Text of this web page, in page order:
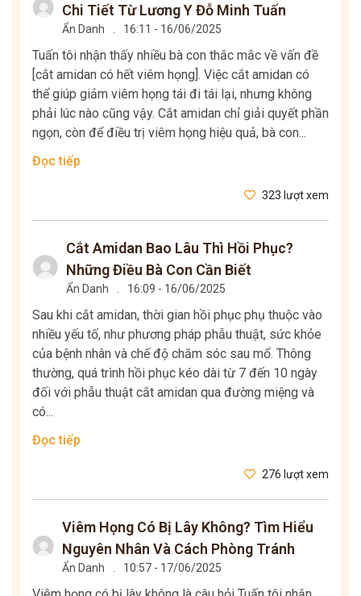
Chi Tiết Từ Lương Y Đỗ Minh Tuấn
Ẩn Danh 16:11 - 16/06/2025
Tuấn tôi nhận thấy nhiều bà con thắc mắc về vấn đề
[cắt amidan có hết viêm họng]. Việc cắt amidan có
thể giúp giảm viêm họng tái đi tái lại, nhưng không
phải lúc nào cũng vậy. Cắt amidan chỉ giải quyết phần
ngọn, còn để điều trị viêm họng hiệu quả, bà con...
Đọc tiếp
323 lượt xem
Cắt Amidan Bao Lâu Thì Hồi Phục?
Những Điều Bà Con Cần Biết
Ẩn Danh 16:09 - 16/06/2025
Sau khi cắt amidan, thời gian hồi phục phụ thuộc vào
nhiều yếu tố, như phương pháp phẫu thuật, sức khỏe
của bệnh nhân và chế độ chăm sóc sau mổ. Thông
thường, quá trình hồi phục kéo dài từ 7 đến 10 ngày
đối với phẫu thuật cắt amidan qua đường miệng và
có...
Đọc tiếp
276 lượt xem
Viêm Họng Có Bị Lây Không? Tìm Hiểu
Nguyên Nhân Và Cách Phòng Tránh
Ẩn Danh 10:57 - 17/06/2025